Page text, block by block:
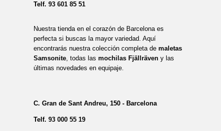
Telf. 93 601 85 51
Nuestra tienda en el corazón de Barcelona es
perfecta si buscas la mayor variedad. Aquí
encontrarás nuestra colección completa de maletas
Samsonite, todas las mochilas Fjällräveny las
últimas novedades en equipaje.
C. Gran de Sant Andreu, 150 - Barcelona
Telf. 93 000 55 19